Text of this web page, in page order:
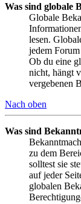
Was sind globale
Globale
lesen.
jedem
Ob du eine
nicht, hängt
vergebenen
Nach oben
Was sind
zu dem
solltest sie
auf jeder
globalen